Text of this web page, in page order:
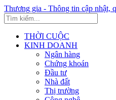
Thương gia - Thông tin cập nhật,
THỜI CUỘC
KINH DOANH
Ngân hàng
Chứng khoán
Đầu tư
Nhà đất
Thị trường